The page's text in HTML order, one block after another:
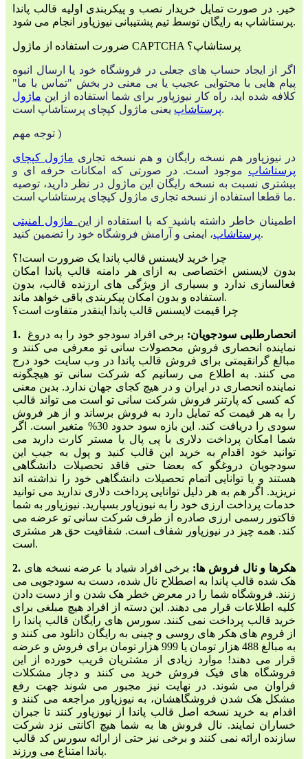
خیر. در صورت تمایل خریدار نصب و پیکربندی اولیه قالب پاندا
پرستاشاپ به رایگان توسط تیم پشتیبانی نیوزپاور انجام می شود.
ضرورت استفاده از ماژول CAPTCHA پرستاشاپ؟
اگر از ایجاد حساب های جعلی در فروشگاه خود یا ارسال انبوه
پیام هایی با محتوایی عجیب یا بی معنی در بخش "تماس با ما"
کلافه شده اید، راه کار نیوزپاور برای شما استفاده از این ماژول
پرستاشاپیعنی ماژول کپچای پرستاشاپ است.
توجه مهم )
در نیوزپاور هم نسخه رایگان و هم نسخه تجاری ماژول کپچای
پرستاشاپ موجود است. در صورتی که امکانات حرفه ای و
بیشتری نسبت به نسخه رایگان این ماژول در نظر دارید، توصیه
ما قطعا استفاده از نسخه تجاری ماژول کپچای پرستاشاپ است.
اطمینان خاطر داشته باشید که با استفاده از این ماژول امنیتی
پرستاشاپ، ایمنی و آرامش فروشگاه خود را تضمین کنید.
چرا خرید لایسنس قالب پاندا یک ضرورت است!؟
بدون لایسنس اختصاصی به ازای هر دامنه قالب پاندا امکان
فعالسازی ندارد و بسیاری از ویژگی های ارزنده قالب، بدون
استفاده و بدون امکان پیکربندی باقی خواهد ماند.
چرا قیمت لایسنس قالب پاندا اینقدر متفاوت است؟
1. انحصارطلبی سودجویان: برخی افراد سودجو خود را به دروغ
نماینده انحصاری فروش محصولات سانی تو معرفی می کنند و
مبالغ گرانقیمتی برای فروش قالب پاندا در وب سایت خود درج
می کنند. به اطلاع می رسانیم که شرکت سانی تو هیچگونه
نماینده انحصاری در ایران و در هیچ کجای جهان ندارد. بدین معنی
که کسی که پارتنر فروش شرکت سانی تو است می تواند قالب
را به هر قیمت که تمایل دارد به فروش برساند و از هر فروش
سودی را دریافت کند. این بازه سود حدود 30% متغیر است. اگر
شما امکان پرداخت دلاری با پی پال یا مستر کارت دارید می
توانید خود اقدام به خرید این قالب کنید و پول به جیب این
سودجویان دروغگو که بعضا حتی فاقد تحصیلات دانشگاهی
هستند و یا توانایی اتمام تحصیلات دانشگاهی خود را نداشته اند
نریزید. اگر هم به هر دلیل توانایی پرداخت دلاری ندارید می توانید
خدمات پرداخت ارزی خود را به نیوزپاور بسپارید. نیوزپاور به شما
فاکتور رسمی ارزی صادره از طرف شرکت سانی تو عرضه می
کند. همه چیز در نیوزپاور شفاف است. شفافیت حق هر مشتری
است.
2. هکرها و نال فروش ها: برخی افراد شیاد با عرضه نسخه های
هک شده قالب پاندا به اصطلاح نال شده، دست به سودجویی می
زنند. فروشگاه شما را در معرض خطر هک شدن و از دست دادن
کلیه اطلاعات قرار می دهند. این دسته از افراد هیچ مبلغی برای
خرید قالب پرداخت نمی کنند. سورس های رایگان قالب پاندا را
از فروم های هکر های روسی و چینی به رایگان دانلود می کنند و
به مبالغ 488 هزار تومان یا 999 هزار تومان برای فروش و عرضه
قرار می دهند! موارد زیادی از مشتریان فریب خورده از این
فروشگاه های فیک فروش خرید می کنند و دچار مشکلات
فراوان می شوند. در نهایت نیز مجبور می شوند جهت رفع
مشکل هک شدن فروشگاهشان، به نیوزپاور مراجعه می کنند و
اقدام به خرید نسخه اصل قالب پاندا از نیوزپاور کنند تا جبران
خساران نمایند. نال فروش ها به شما هیچ اکانتی نزد شرکت
سازنده ارائه نمی کنند و برخی نیز حتی از ارائه سورس کد قالب
پاندا امتناع می ورزند.